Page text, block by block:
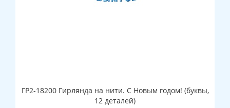
ГР2-18200 Гирлянда на нити. С Новым годом! (буквы,
12 деталей)